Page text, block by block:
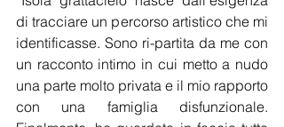
di tracciare un percorso artistico che mi
identificasse. Sono ri-partita da me con
un racconto intimo in cui metto a nudo
una parte molto privata e il mio rapporto
con una famiglia disfunzionale.